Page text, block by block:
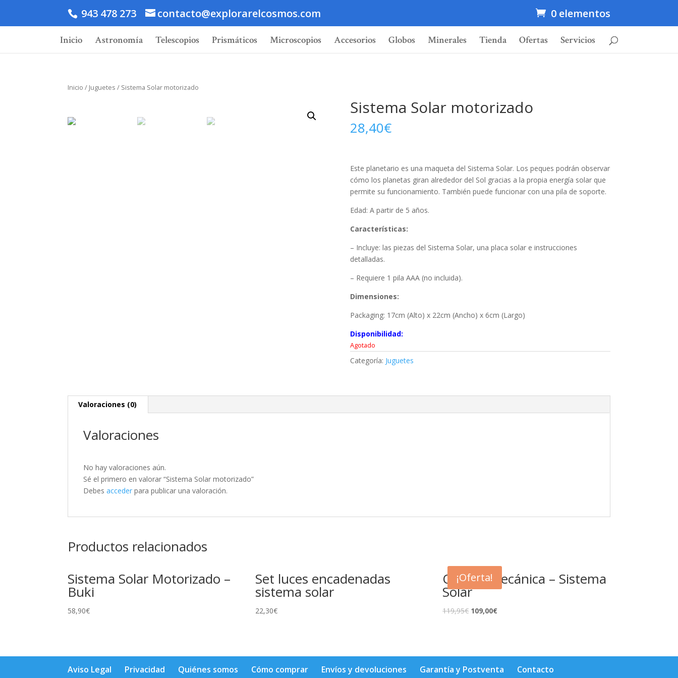
943 478 273 contacto@explorarelcosmos.com 0 elementos
Inicio Astronomía Telescopios Prismáticos Microscopios Accesorios Globos Minerales Tienda Ofertas Servicios
Inicio / Juguetes / Sistema Solar motorizado
Sistema Solar motorizado
28,40€
Este planetario es una maqueta del Sistema Solar. Los peques podrán observar
cómo los planetas giran alrededor del Sol gracias a la propia energía solar que
permite su funcionamiento. También puede funcionar con una pila de soporte.
Edad: A partir de 5 años.
Características:
– Incluye: las piezas del Sistema Solar, una placa solar e instrucciones
detalladas.
– Requiere 1 pila AAA (no incluida).
Dimensiones:
Packaging: 17cm (Alto) x 22cm (Ancho) x 6cm (Largo)
Disponibilidad:
Agotado
Categoría: Juguetes
Valoraciones (0)
Valoraciones
No hay valoraciones aún.
Sé el primero en valorar “Sistema Solar motorizado”
Debesacceder para publicar una valoración.
Productos relacionados
Sistema Solar Motorizado –
Buki
58,90€
Set luces encadenadas
sistema solar
22,30€
¡Oferta!
Orrería mecánica – Sistema
Solar
119,95€ 109,00€
Aviso Legal Privacidad Quiénes somos Cómo comprar Envíos y devoluciones Garantía y Postventa Contacto